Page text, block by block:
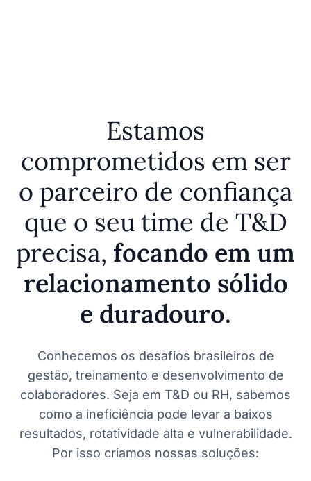
Estamos
comprometidos em ser
o parceiro de confiança
que o seu time de T&D
precisa, focando em um
relacionamento sólido
e duradouro.
Conhecemos os desafios brasileiros de
gestão, treinamento e desenvolvimento de
colaboradores. Seja em T&D ou RH, sabemos
como a ineficiência pode levar a baixos
resultados, rotatividade alta e vulnerabilidade.
Por isso criamos nossas soluções: